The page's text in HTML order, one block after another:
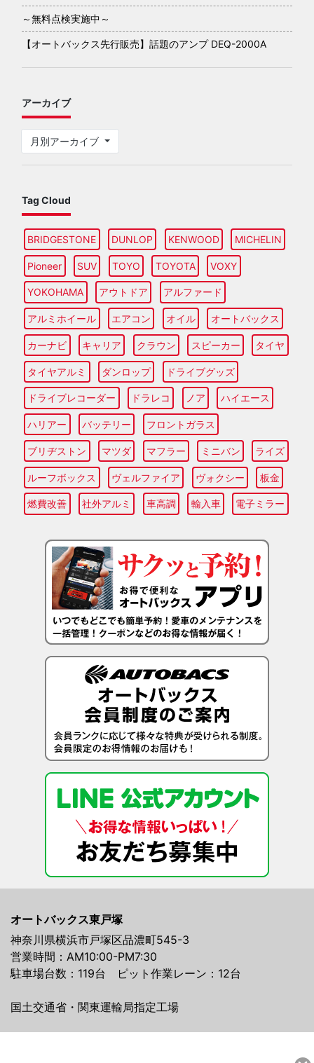
～無料点検実施中～
【オートバックス先行販売】話題のアンプ DEQ-2000A
アーカイブ
月別アーカイブ
Tag Cloud
BRIDGESTONE DUNLOP KENWOOD MICHELIN
Pioneer SUV TOYO TOYOTA VOXY
YOKOHAMA アウトドア アルファード
アルミホイール エアコン オイル オートバックス
カーナビ キャリア クラウン スピーカー タイヤ
タイヤアルミ ダンロップ ドライブグッズ
ドライブレコーダー ドラレコ ノア ハイエース
ハリアー バッテリー フロントガラス
ブリヂストン マツダ マフラー ミニバン ライズ
ルーフボックス ヴェルファイア ヴォクシー 板金
燃費改善 社外アルミ 車高調 輸入車 電子ミラー
オートバックス東戸塚
神奈川県横浜市戸塚区品濃町545-3
営業時間：AM10:00-PM7:30
駐車場台数：119台 ピット作業レーン：12台
国土交通省・関東運輸局指定工場